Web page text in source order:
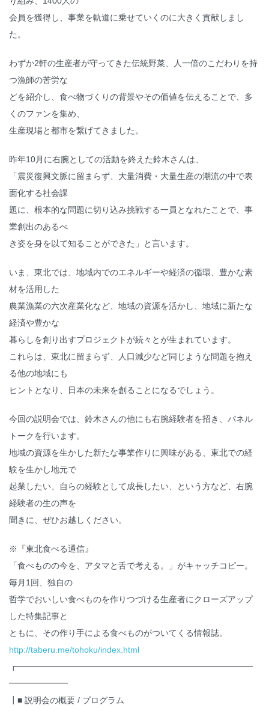
会員を獲得し、事業を軌道に乗せていくのに大きく貢献しまし
た。
わずか2軒の生産者が守ってきた伝統野菜、人一倍のこだわりを持
つ漁師の苦労な
どを紹介し、食べ物づくりの背景やその価値を伝えることで、多
くのファンを集め、
生産現場と都市を繋げてきました。
昨年10月に右腕としての活動を終えた鈴木さんは、
「震災復興文脈に留まらず、大量消費・大量生産の潮流の中で表
面化する社会課
題に、根本的な問題に切り込み挑戦する一員となれたことで、事
業創出のあるべ
き姿を身を以て知ることができた」と言います。
いま、東北では、地域内でのエネルギーや経済の循環、豊かな素
材を活用した
農業漁業の六次産業化など、地域の資源を活かし、地域に新たな
経済や豊かな
暮らしを創り出すプロジェクトが続々とが生まれています。
これらは、東北に留まらず、人口減少など同じような問題を抱え
る他の地域にも
ヒントとなり、日本の未来を創ることになるでしょう。
今回の説明会では、鈴木さんの他にも右腕経験者を招き、パネル
トークを行います。
地域の資源を生かした新たな事業作りに興味がある、東北での経
験を生かし地元で
起業したい、自らの経験として成長したい、という方など、右腕
経験者の生の声を
聞きに、ぜひお越しください。
※『東北食べる通信』
「食べものの今を、アタマと舌で考える。」がキャッチコピー。
毎月1回、独自の
哲学でおいしい食べものを作りつづける生産者にクローズアップ
した特集記事と
ともに、その作り手による食べものがついてくる情報誌。
http://taberu.me/tohoku/index.html
┏━━━━━━━━━━━━━━━━━━━━━━━━━━━━
━━━━━━━
┃■ 説明会の概要 / プログラム